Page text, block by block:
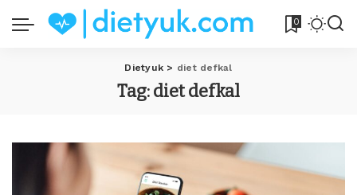
0
Dietyuk > diet defkal
Tag:diet defkal